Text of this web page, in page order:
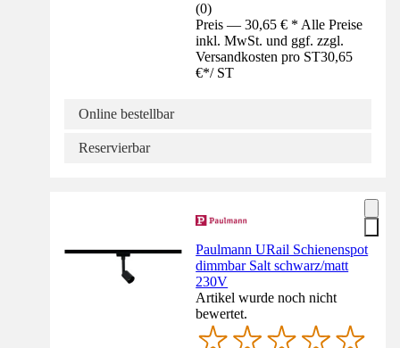
(0)
Preis — 30,65 € * Alle Preise
inkl. MwSt. und ggf. zzgl.
Versandkosten pro ST30,65
€*/ ST
Online bestellbar
Reservierbar
Paulmann URail Schienenspot
dimmbar Salt schwarz/matt
230V
Artikel wurde noch nicht
bewertet.